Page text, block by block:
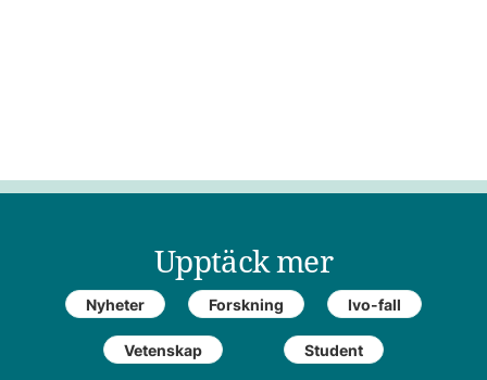
Upptäck mer
Nyheter Forskning Ivo-fall
Vetenskap Student